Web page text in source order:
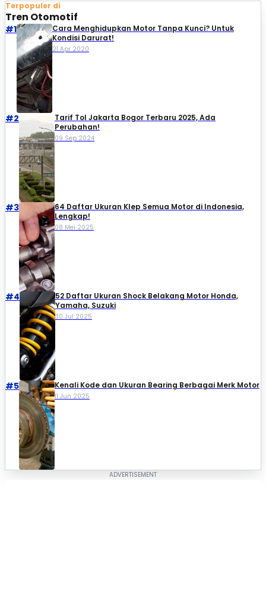
Terpopuler di
Tren Otomotif
#1
Cara Menghidupkan Motor Tanpa Kunci? Untuk
Kondisi Darurat!
21 Apr 2020
#2
Tarif Tol Jakarta Bogor Terbaru 2025, Ada
Perubahan!
09 Sep 2024
#3
64 Daftar Ukuran Klep Semua Motor di Indonesia,
Lengkap!
08 Mei 2025
#4
52 Daftar Ukuran Shock Belakang Motor Honda,
Yamaha, Suzuki​
30 Jul 2025
#5 Kenali Kode dan Ukuran Bearing Berbagai Merk Motor
11 Jun 2025